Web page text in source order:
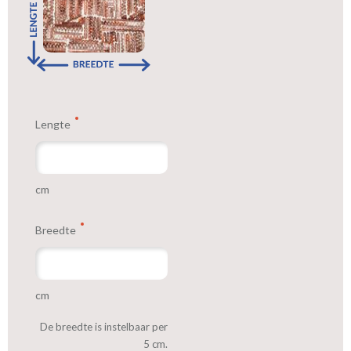
We hebben bijna alle stoffen op voorraad, bestel daarom gerust
eerst een knipstaaltje.
Laat voor aangename verduistering en isolatie de gordijnen
voeren: een verschil van dag en nacht!
Lengte
cm
Breedte
cm
De breedte is instelbaar per
5 cm.